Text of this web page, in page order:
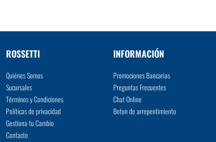
ROSSETTI
Quiénes Somos
Sucursales
Términos y Condiciones
Políticas de privacidad
Gestiona tu Cambio
Contacto
INFORMACIÓN
Promociones Bancarias
Preguntas Frecuentes
Chat Online
Boton de arrepentimiento